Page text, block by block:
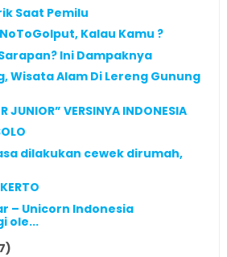
Saat Pemilu
Kalau Kamu ?
Ini Dampaknya
Wisata Alam Di Lereng Gunung
JUNIOR” VERSINYA INDONESIA
dilakukan cewek dirumah,
– Unicorn Indonesia
ole...